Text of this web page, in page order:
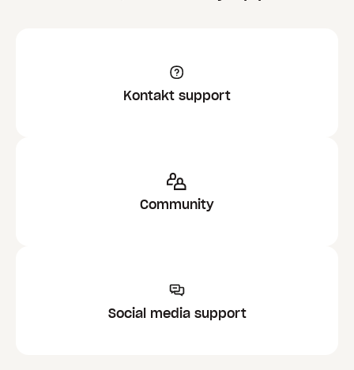
Kontakt support
Community
Social media support